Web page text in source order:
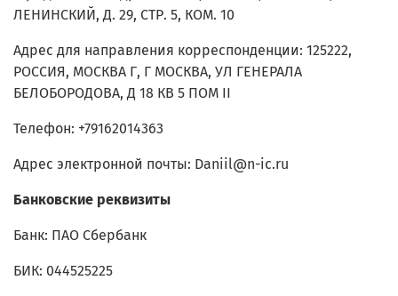
ЛЕНИНСКИЙ, Д. 29, СТР. 5, КОМ. 10
Адрес для направления корреспонденции: 125222,
РОССИЯ, МОСКВА Г, Г МОСКВА, УЛ ГЕНЕРАЛА
БЕЛОБОРОДОВА, Д 18 КВ 5 ПОМ II
Телефон: +79162014363
Адрес электронной почты: Daniil@n-ic.ru
Банковские реквизиты
Банк: ПАО Сбербанк
БИК: 044525225